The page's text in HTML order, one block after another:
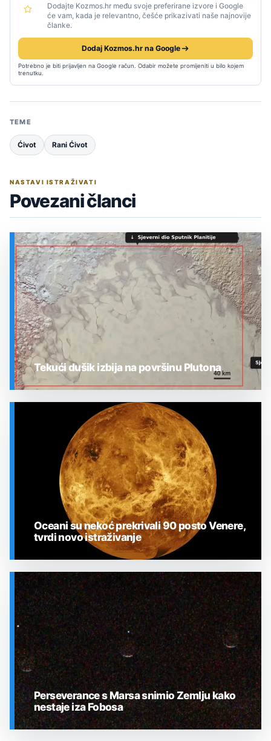
Dodajte Kozmos.hr među svoje preferirane izvore i Google
će vam, kada je relevantno, češće prikazivati naše najnovije
članke.
Dodaj Kozmos.hr na Google
Potrebno je biti prijavljen na Google račun. Odabir možete promijeniti u bilo kojem
trenutku.
TEME
Ćivot Rani Ćivot
NASTAVI ISTRAŽIVATI
Povezani članci
Tekući dušik izbija na površinu Plutona
SVEMIR
Oceani su nekoć prekrivali 90 posto Venere,
tvrdi novo istraživanje
Perseverance s Marsa snimio Zemlju kako
nestaje iza Fobosa